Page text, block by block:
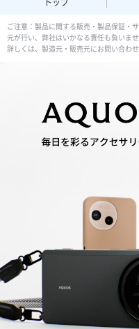
トップ
ご注意：製品に関する販売・製品保証・
元が行い、弊社はいかなる責任も負いませ
詳しくは、製造元・販売元にお問い合わ